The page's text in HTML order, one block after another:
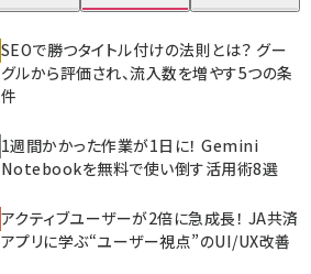
SEOで勝つタイトル付けの法則とは？ グー
グルから評価され、流入数を増やす5つの条
件
1週間かかった作業が1日に！ Gemini
Notebookを無料で使い倒す活用術8選
アクティブユーザーが2倍に急成長！ JA共済
アプリに学ぶ“ユーザー視点”のUI/UX改善